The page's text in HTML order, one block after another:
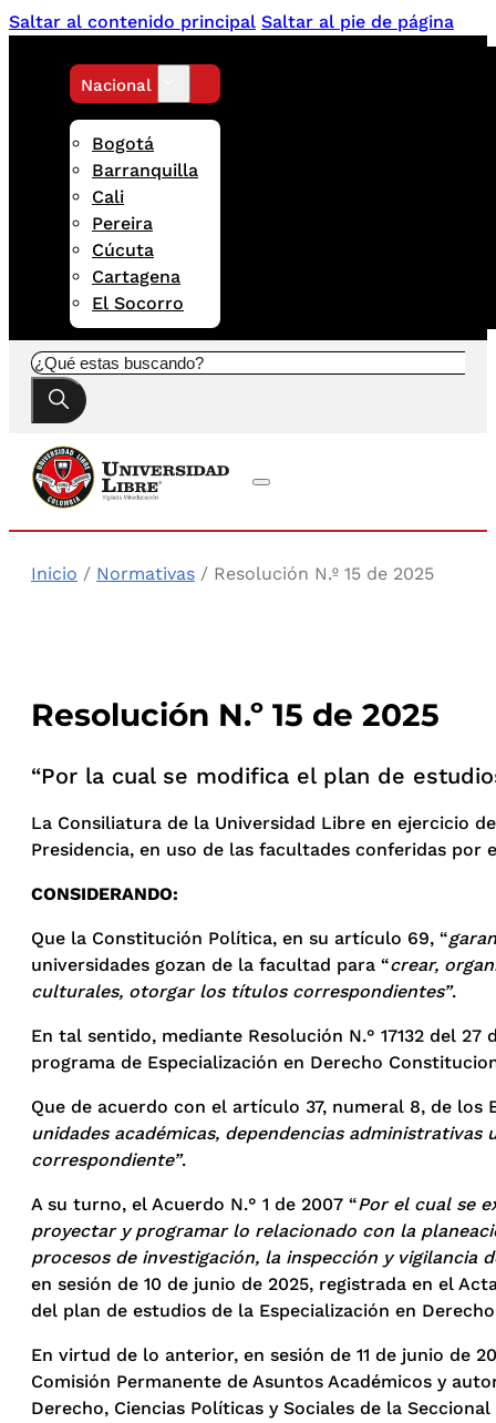
Saltar al contenido principal Saltar al pie de página
Nacional
Bogotá
Barranquilla
Cali
Pereira
Cúcuta
Cartagena
El Socorro
Buscar
Inicio / Normativas / Resolución N.º 15 de 2025
Resolución N.º 15 de 2025
“Por la cual se modifica el plan de
La Consiliatura de la Universidad Libre en ejercicio
Presidencia, en uso de las facultades conferidas
CONSIDERANDO:
Que la Constitución Política, en su artículo 69, “
universidades gozan de la facultad para “crear,
culturales, otorgar los títulos correspondientes”.
En tal sentido, mediante Resolución N.° 17132 del
programa de Especialización en Derecho
Que de acuerdo con el artículo 37, numeral 8, de los
unidades académicas, dependencias
correspondiente”.
A su turno, el Acuerdo N.° 1 de 2007 “Por el cual se
proyectar y programar lo relacionado con la
procesos de investigación, la inspección y vigilancia
en sesión de 10 de junio de 2025, registrada en el
del plan de estudios de la Especialización en
En virtud de lo anterior, en sesión de 11 de junio de
Comisión Permanente de Asuntos Académicos y
Derecho, Ciencias Políticas y Sociales de la